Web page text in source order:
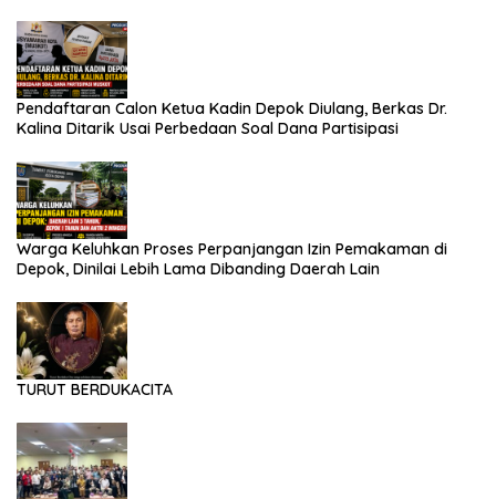
Pendaftaran Calon Ketua Kadin Depok Diulang, Berkas Dr.
Kalina Ditarik Usai Perbedaan Soal Dana Partisipasi
Warga Keluhkan Proses Perpanjangan Izin Pemakaman di
Depok, Dinilai Lebih Lama Dibanding Daerah Lain
TURUT BERDUKACITA